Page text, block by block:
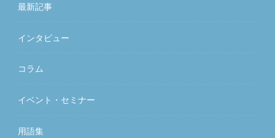
最新記事
インタビュー
コラム
イベント・セミナー
用語集